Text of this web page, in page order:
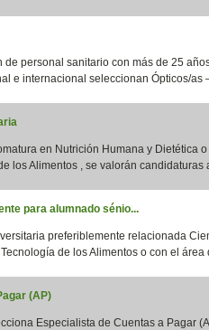
de personal sanitario con más de 25
e internacional seleccionan Ópticos/as
en Nutrición Humana y Dietética
los Alimentos , se valorán candidaturas
para alumnado sénio...
preferiblemente relacionada
de los Alimentos o con el área
(AP)
Especialista de Cuentas a Pagar